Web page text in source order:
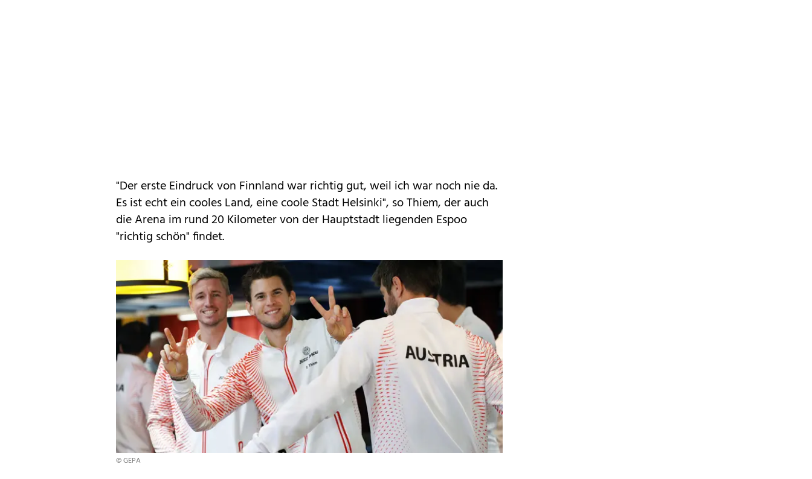
"Der erste Eindruck von Finnland war richtig gut, weil ich war noch nie da.
Es ist echt ein cooles Land, eine coole Stadt Helsinki", so Thiem, der auch
die Arena im rund 20 Kilometer von der Hauptstadt liegenden Espoo
"richtig schön" findet.
© GEPA